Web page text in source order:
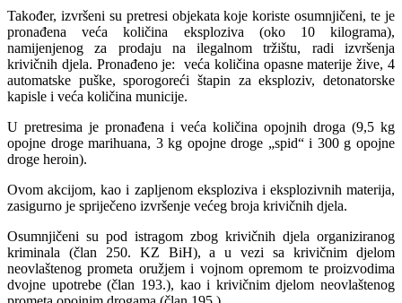
Također, izvršeni su pretresi objekata koje koriste osumnjičeni, te je
pronađena veća količina eksploziva (oko 10 kilograma),
namijenjenog za prodaju na ilegalnom tržištu, radi izvršenja
krivičnih djela. Pronađeno je: veća količina opasne materije žive, 4
automatske puške, sporogoreći štapin za eksploziv, detonatorske
kapisle i veća količina municije.
U pretresima je pronađena i veća količina opojnih droga (9,5 kg
opojne droge marihuana, 3 kg opojne droge „spid“ i 300 g opojne
droge heroin).
Ovom akcijom, kao i zapljenom eksploziva i eksplozivnih materija,
zasigurno je spriječeno izvršenje većeg broja krivičnih djela.
Osumnjičeni su pod istragom zbog krivičnih djela organiziranog
kriminala (član 250. KZ BiH), a u vezi sa krivičnim djelоm
neovlaštenog prometa oružjem i vojnom opremom te proizvodima
dvojne upotrebe (član 193.), kao i krivičnim djelоm neovlaštenog